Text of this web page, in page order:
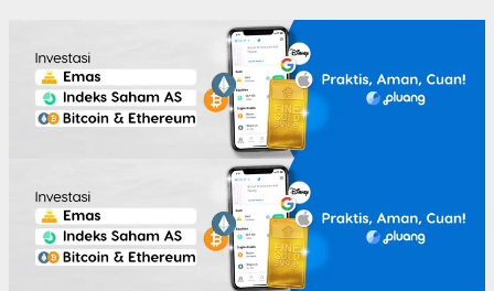
HOME
FILTER
BERITA
BIODATA
CERITA
CERPEN
EKSKLUSIF
FOTO
VIDEO
TIPS
MORE